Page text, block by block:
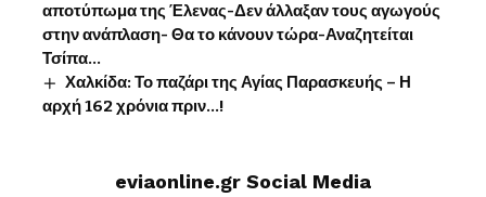
αποτύπωμα της Έλενας-Δεν άλλαξαν τους αγωγούς
στην ανάπλαση- Θα το κάνουν τώρα-Αναζητείται
Τσίπα…
Χαλκίδα: Το παζάρι της Αγίας Παρασκευής – Η
αρχή 162 χρόνια πριν…!
eviaonline.gr Social Media